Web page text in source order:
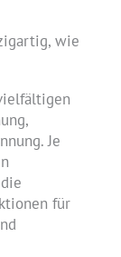
wie
Je
für